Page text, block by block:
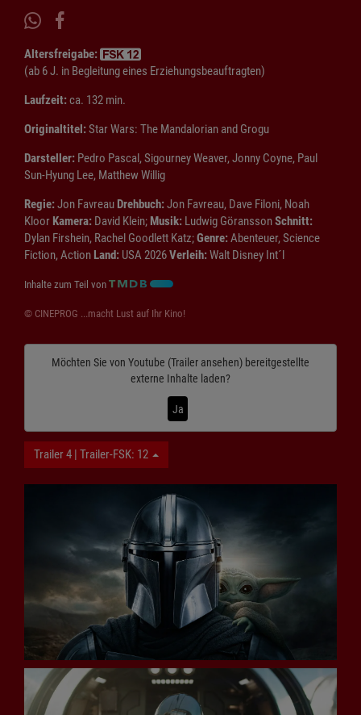
Altersfreigabe:
(ab 6 J. in Begleitung eines Erziehungsbeauftragten)
Laufzeit:ca. 132 min.
Originaltitel:Star Wars: The Mandalorian and Grogu
Darsteller: Pedro Pascal, Sigourney Weaver, Jonny Coyne, Paul
Sun-Hyung Lee, Matthew Willig
Regie:Jon Favreau Drehbuch:Jon Favreau, Dave Filoni, Noah
Kloor Kamera: David Klein; Musik: Ludwig GöranssonSchnitt:
Dylan Firshein, Rachel Goodlett Katz;Genre:Abenteuer, Science
Fiction, Action Land: USA 2026Verleih:Walt Disney Int´l
Inhalte zum Teil von
© CINEPROG ...macht Lust auf Ihr Kino!
Möchten Sie von Youtube (Trailer ansehen) bereitgestellte
externe Inhalte laden?
Ja
Trailer 4 | Trailer-FSK: 12